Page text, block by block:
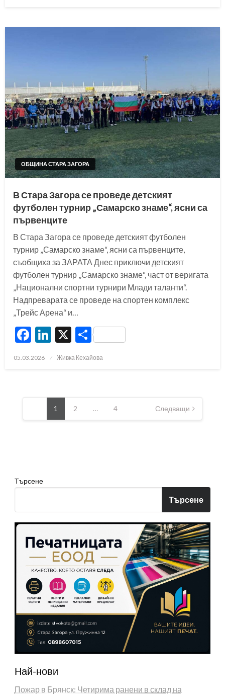
ОБЩИНА СТАРА ЗАГОРА
В Стара Загора се проведе детският
футболен турнир „Самарско знаме“, ясни са
първенците
В Стара Загора се проведе детският футболен
турнир „Самарско знаме“, ясни са първенците,
съобщиха за ЗАРАТА Днес приключи детският
футболен турнир „Самарско знаме“, част от веригата
„Национални спортни турнири Млади таланти“.
Надпреварата се проведе на спортен комплекс
„Трейс Арена“ и…
Facebook
LinkedIn
X Share
Posted
05.03.2026 Живка Кехайова
Разделяне
публикациите
1 2 … 4 Следващи
Търсене
Търсене
Най-нови
Пожар в Брянск: Четирима ранени в склад на